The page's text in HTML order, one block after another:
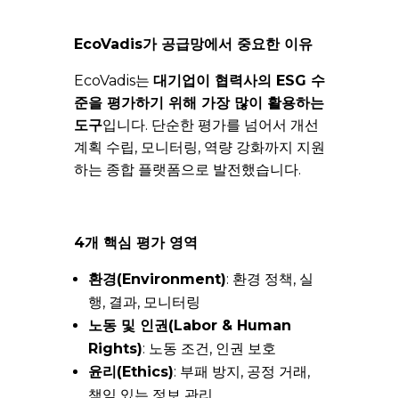
EcoVadis가 공급망에서 중요한 이유
EcoVadis는 대기업이 협력사의 ESG 수
준을 평가하기 위해 가장 많이 활용하는
도구입니다. 단순한 평가를 넘어서 개선
계획 수립, 모니터링, 역량 강화까지 지원
하는 종합 플랫폼으로 발전했습니다.
4개 핵심 평가 영역
환경(Environment): 환경 정책, 실
행, 결과, 모니터링
노동 및 인권(Labor & Human
Rights): 노동 조건, 인권 보호
윤리(Ethics): 부패 방지, 공정 거래,